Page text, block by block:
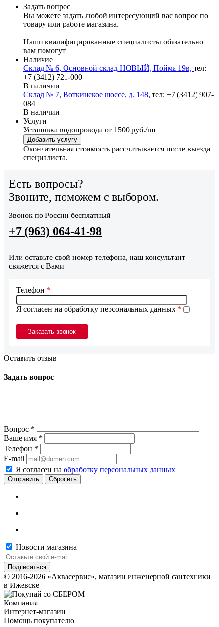
Задать вопрос
Вы можете задать любой интересующий вас вопрос по
товару или работе магазина.
Наши квалифицированные специалисты обязательно
вам помогут.
Наличие
Склад № 6, Основной склад НОВЫЙ, Пойма 19в, тел:
+7 (3412) 721-000
В наличии
Склад № 7, Воткинское шоссе, д. 148, тел: +7 (3412) 907-
084
В наличии
Услуги
Установка водопровода от 1500 руб./шт
Добавить услугу
Окончательная стоимость рассчитывается после выезда
специалиста.
Есть вопросы?
Звоните, поможем с выбором.
Звонок по России бесплатный
+7 (963) 064-41-98
Или оставьте свой номер телефона, наш консультант
свяжется с Вами
Я согласен на обработку персональных данных *
Телефон *
Оставить отзыв
Задать вопрос
Вопрос *
Ваше имя *
Телефон *
E-mail
Я согласен на обработку персональных данных
Сбросить
Новости магазина
© 2016-2026 «Аквасервис», магазин инженерной сантехники
в Ижевске
Компания
Интернет-магазин
Помощь покупателю